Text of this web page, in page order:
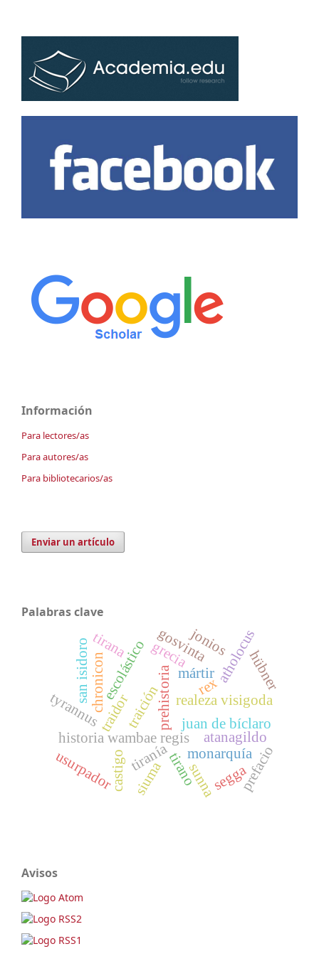
Información
Para lectores/as
Para autores/as
Para bibliotecarios/as
Enviar un artículo
Palabras clave
prehistoria
historia wambae regis
juan de bíclaro
traición
traidor
tiraníatirano
realeza visigoda
tyrannus
monarquía
chronicon
castigo
san isidoro escolástico
usurpador
rex
atanagildo
mártir
sunna
siuma segga
gosvinta
tirana atholocus
prefacio
greciajonios
hübner
Avisos